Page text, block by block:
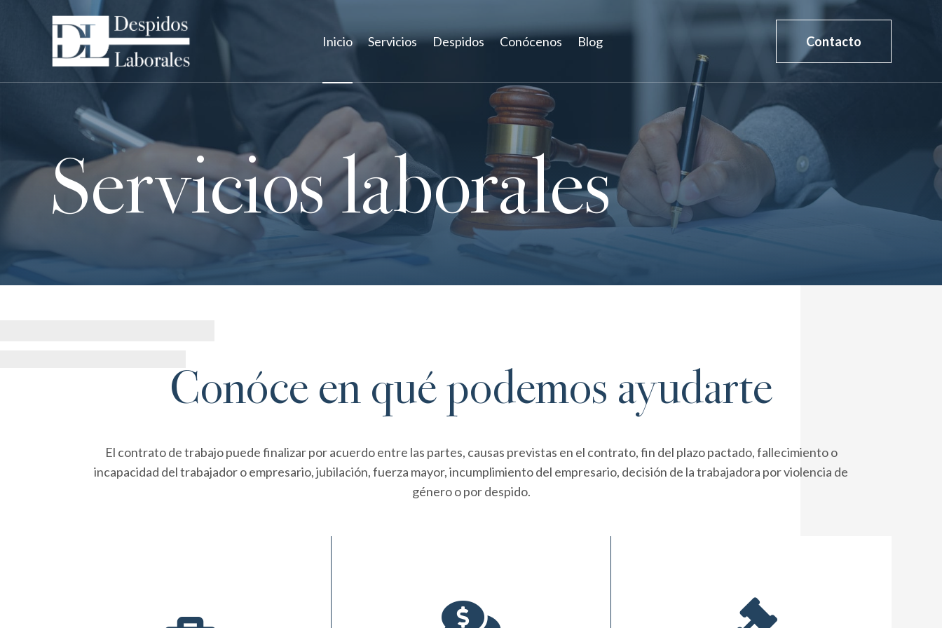
Inicio Servicios Despidos Conócenos Blog Contacto
Servicios laborales
Conóce en qué podemos ayudarte
El contrato de trabajo puede finalizar por acuerdo entre las partes, causas previstas en el contrato, fin del plazo pactado, fallecimiento o
incapacidad del trabajador o empresario, jubilación, fuerza mayor, incumplimiento del empresario, decisión de la trabajadora por violencia de
género o por despido.
trabajo o del domicilio de la empresa).
salarios e indemnizaciones de despido que la
empresa no abone.
según ley o convenio. Las graves/muy graves
deben notificarse por escrito. No se pueden